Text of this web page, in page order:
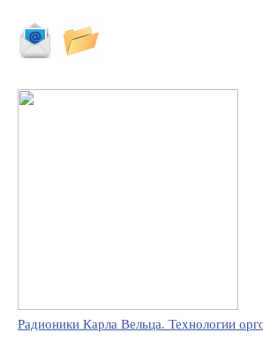
Радионики Карла Вельца. Технологии